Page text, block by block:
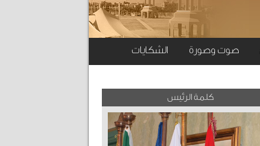
صوت وصورة الشكايات
كلمة الرئيس